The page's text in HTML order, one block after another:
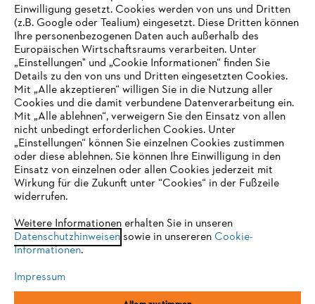
Unternehmen
Online Shop
Service
Allgemeine Geschäftsbedingungen
Impressum Cookies Rechtliche Informationen
IHR BROWSER WIRD NICHT
UNTERSTÜTZT
eine optimale Nutzung unserer Seite empfehlen wir Ihnen, zu
einem der folgenden Browser zu wechseln:
Firefox Chrome
Einwilligung gesetzt. Cookies werden von uns und Dritten
(z.B. Google oder Tealium) eingesetzt. Diese Dritten können
Ihre personenbezogenen Daten auch außerhalb des
Europäischen Wirtschaftsraums verarbeiten. Unter
„Einstellungen" und „Cookie Informationen“ finden Sie
Details zu den von uns und Dritten eingesetzten Cookies.
Mit „Alle akzeptieren“ willigen Sie in die Nutzung aller
Cookies und die damit verbundene Datenverarbeitung ein.
Mit „Alle ablehnen“, verweigern Sie den Einsatz von allen
nicht unbedingt erforderlichen Cookies. Unter
„Einstellungen“ können Sie einzelnen Cookies zustimmen
oder diese ablehnen. Sie können Ihre Einwilligung in den
Einsatz von einzelnen oder allen Cookies jederzeit mit
Wirkung für die Zukunft unter “Cookies“ in der Fußzeile
widerrufen.
Weitere Informationen erhalten Sie in unseren
Datenschutzhinweisensowie in unsereren Cookie-
Informationen.
Impressum